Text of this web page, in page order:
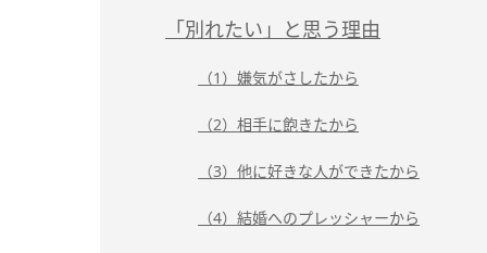
「別れたい」と思う理由
（1）嫌気がさしたから
（2）相手に飽きたから
（3）他に好きな人ができたから
（4）結婚へのプレッシャーから